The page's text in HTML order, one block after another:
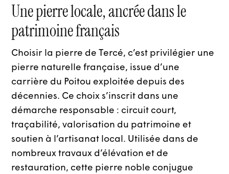
Une pierre locale, ancrée dans le
patrimoine français
Choisir la pierre de Tercé, c’est privilégier une
pierre naturelle française, issue d’une
carrière du Poitou exploitée depuis des
décennies. Ce choix s’inscrit dans une
démarche responsable : circuit court,
traçabilité, valorisation du patrimoine et
soutien à l’artisanat local. Utilisée dans de
nombreux travaux d’élévation et de
restauration, cette pierre noble conjugue